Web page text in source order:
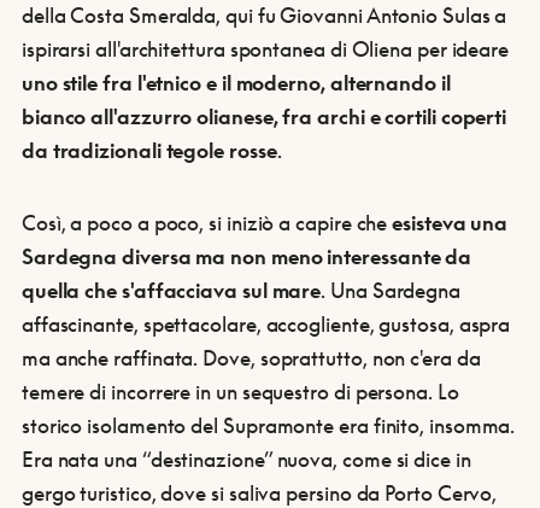
della Costa Smeralda, qui fu Giovanni Antonio Sulas a
ispirarsi all'architettura spontanea di Oliena per ideare
uno stile fra l'etnico e il moderno, alternando il
bianco all'azzurro olianese, fra archi e cortili coperti
da tradizionali tegole rosse.
Così, a poco a poco, si iniziò a capire cheesisteva una
Sardegna diversa ma non meno interessante da
quella che s'affacciava sul mare. Una Sardegna
affascinante, spettacolare, accogliente, gustosa, aspra
ma anche raffinata. Dove, soprattutto, non c'era da
temere di incorrere in un sequestro di persona. Lo
storico isolamento del Supramonte era finito, insomma.
Era nata una “destinazione” nuova, come si dice in
gergo turistico, dove si saliva persino da Porto Cervo,